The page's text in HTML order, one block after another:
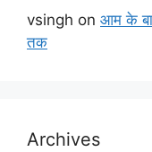
vsingh on आम के
तक
Archives